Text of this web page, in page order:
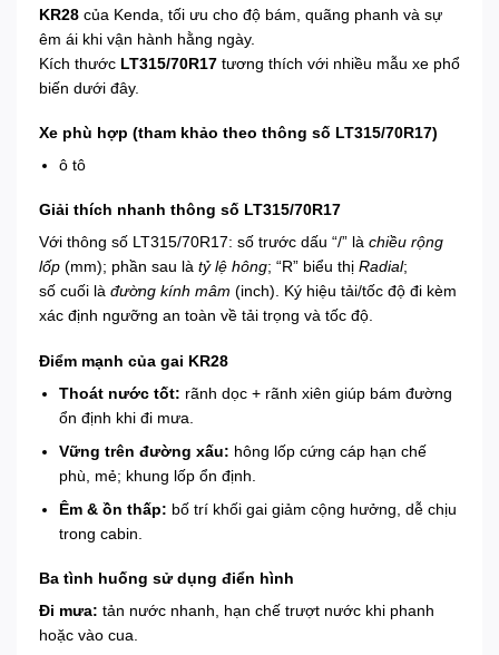
KR28 của Kenda, tối ưu cho độ bám, quãng phanh và sự
êm ái khi vận hành hằng ngày.
Kích thước LT315/70R17 tương thích với nhiều mẫu xe phổ
biến dưới đây.
Xe phù hợp (tham khảo theo thông số LT315/70R17)
ô tô
Giải thích nhanh thông số LT315/70R17
Với thông số LT315/70R17: số trước dấu “/” là chiều rộng
lốp (mm); phần sau là tỷ lệ hông; “R” biểu thị Radial;
số cuối là đường kính mâm (inch). Ký hiệu tải/tốc độ đi kèm
xác định ngưỡng an toàn về tải trọng và tốc độ.
Điểm mạnh của gai KR28
Thoát nước tốt: rãnh dọc + rãnh xiên giúp bám đường
ổn định khi đi mưa.
Vững trên đường xấu: hông lốp cứng cáp hạn chế
phù, mẻ; khung lốp ổn định.
Êm & ồn thấp: bố trí khối gai giảm cộng hưởng, dễ chịu
trong cabin.
Ba tình huống sử dụng điển hình
Đi mưa: tản nước nhanh, hạn chế trượt nước khi phanh
hoặc vào cua.